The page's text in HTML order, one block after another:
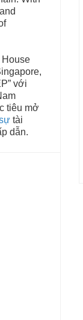
với
tiêu mở
tài
dẫn.